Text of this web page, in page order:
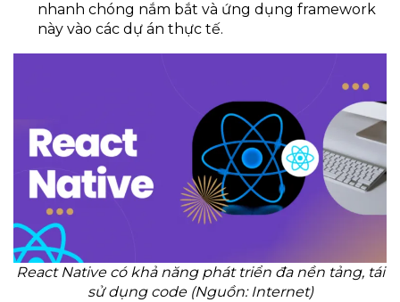
nhanh chóng nắm bắt và ứng dụng framework
này vào các dự án thực tế.
React Native có khả năng phát triển đa nền tảng, tái
sử dụng code (Nguồn: Internet)